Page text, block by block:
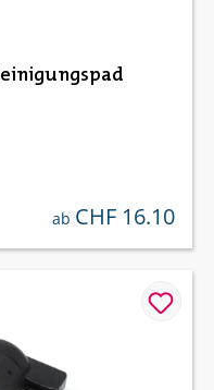
regulärer preis:
ab CHF 16.10